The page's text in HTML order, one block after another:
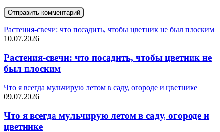
Растения-свечи: что посадить, чтобы цветник не был плоским
10.07.2026
Растения-свечи: что посадить, чтобы цветник не
был плоским
Что я всегда мульчирую летом в саду, огороде и цветнике
09.07.2026
Что я всегда мульчирую летом в саду, огороде и
цветнике